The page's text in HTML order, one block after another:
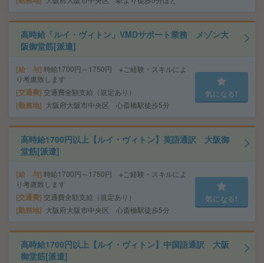
高時給「ルイ・ヴィトン」VMDサポート業務 メゾン大
阪御堂筋[派遣]
給 与 時給1700円～1750円 ※ご経験・スキルによ
り考慮致します
交通費 交通費全額支給（規定あり）
勤務地 大阪府大阪市中央区 心斎橋駅徒歩5分
気になる!
高時給1700円以上【ルイ・ヴィトン】英語通訳 大阪御
堂筋[派遣]
給 与 時給1700円～1750円 ※ご経験・スキルによ
り考慮致します
交通費 交通費全額支給（規定あり）
勤務地 大阪府大阪市中央区 心斎橋駅徒歩5分
気になる!
高時給1700円以上【ルイ・ヴィトン】中国語通訳 大阪
御堂筋[派遣]